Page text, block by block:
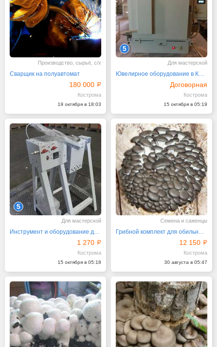
Производство, сырьё, с/х
Сварщик на полуавтомат
180 000
Кострома
19 октября в 18:03
5
Для мастерской
Ювелирное оборудование в Костроме
Договорная
Кострома
15 октября в 05:19
5
Для мастерской
Инструмент и оборудование для ювелиров
1 270
Кострома
15 октября в 05:18
Семена и саженцы
Грибной комплект для обильных урожаев
12 150
Кострома
30 августа в 05:47